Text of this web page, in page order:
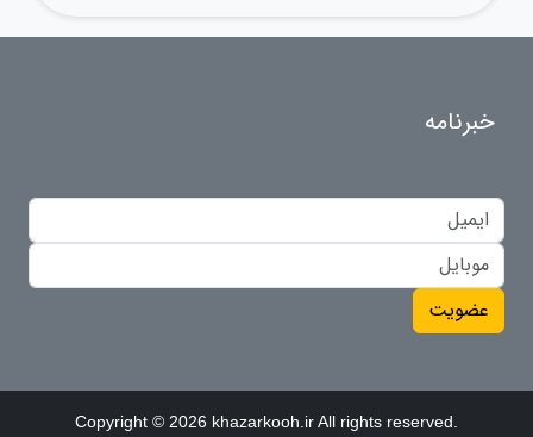
خبرنامه
عضویت
Copyright © 2026 khazarkooh.ir All rights reserved.